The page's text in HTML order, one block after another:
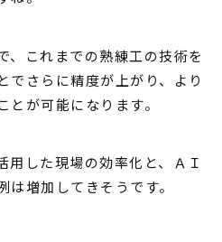
、これまでの熟練工の技術を
でさらに精度が上がり、より
が可能になります。
用した現場の効率化と、ＡＩ
増加してきそうです。